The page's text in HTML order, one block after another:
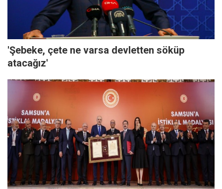
'Şebeke, çete ne varsa devletten söküp
atacağız'